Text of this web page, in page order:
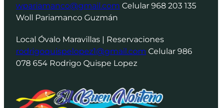
wpariamanco@gmail.com Celular 968 203 135
Woll Pariamanco Guzmán
Local Óvalo Maravillas | Reservaciones
rodrigoquispelopez1@gmail.com Celular 986
078 654 Rodrigo Quispe Lopez